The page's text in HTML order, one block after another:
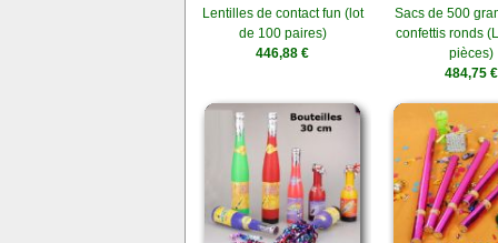
Lentilles de contact fun (lot
de 100 paires)
446,88 €
Sacs de 500
confettis ronds
pièces)
484,75 €